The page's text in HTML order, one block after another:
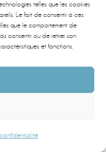
telles que les cookies
Le fait de consentir à ces
que le comportement de
consentir ou de retirer son
et fonctions.
!
MAINTENANT